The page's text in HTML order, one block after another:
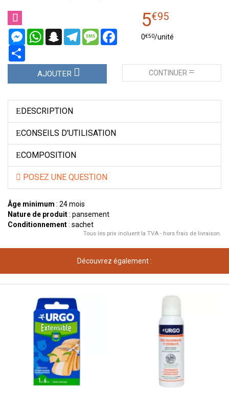
MessengerWhatsAppSnapchatTelegramMessageFacebook
5€95
0€50/unité
AJOUTER CONTINUER
DESCRIPTION
CONSEILS D'UTILISATION
COMPOSITION
POSEZ UNE QUESTION
Âge minimum : 24 mois
Nature de produit: pansement
Conditionnement: sachet
Tous les prix incluent la TVA - hors frais de livraison.
Découvrez également :